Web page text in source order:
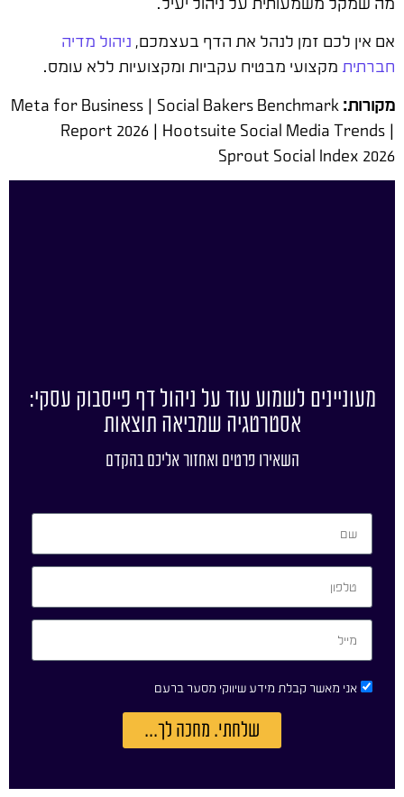
אם אין לכם זמן לנהל את הדף בעצמכם,ניהול מדיה
חברתית מקצועי מבטיח עקביות ומקצועיות ללא עומס.
מקורות:Meta for Business | Social Bakers Benchmark
Report 2026 | Hootsuite Social Media Trends |
Sprout Social Index 2026
מעוניינים לשמוע עוד על ניהול דף פייסבוק עסקי:
אסטרטגיה שמביאה תוצאות
השאירו פרטים ואחזור אליכם בהקדם
אני מאשר קבלת מידע שיווקי מסער ברעם
שלחתי. מחכה לך...